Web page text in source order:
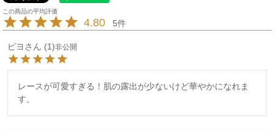
4.80 5
ピヨ 1 非公開
レースが可愛すぎる！肌の露出が少ないけど華やかになれま
す。